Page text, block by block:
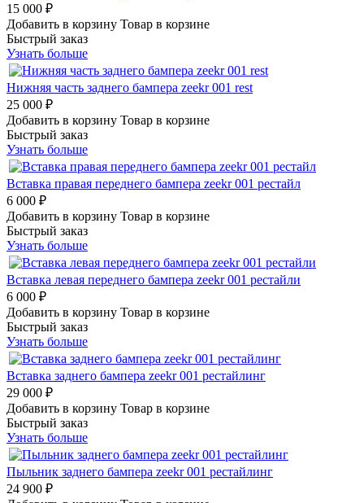
15 000 ₽
Добавить в корзину Товар в корзине
Быстрый заказ
Узнать больше
Нижняя часть заднего бампера zeekr 001 rest
25 000 ₽
Добавить в корзину Товар в корзине
Быстрый заказ
Узнать больше
Вставка правая переднего бампера zeekr 001 рестайл
6 000 ₽
Добавить в корзину Товар в корзине
Быстрый заказ
Узнать больше
Вставка левая переднего бампера zeekr 001 рестайли
6 000 ₽
Добавить в корзину Товар в корзине
Быстрый заказ
Узнать больше
Вставка заднего бампера zeekr 001 рестайлинг
29 000 ₽
Добавить в корзину Товар в корзине
Быстрый заказ
Узнать больше
Пыльник заднего бампера zeekr 001 рестайлинг
24 900 ₽